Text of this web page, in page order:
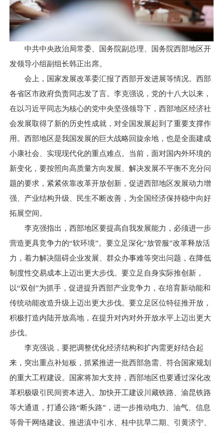
中共中央政治局常委、国务院副总理、国务院西部地区开
发领导小组副组长韩正出席。
会上，国家发展改革委汇报了西部开发进展等情况。西部
各省区市政府负责同志发了言。李克强说，党的十八大以来，
在以习近平同志为核心的党中央坚强领导下，西部地区经济社
会发展取得了新的历史性成就，对全国发展起到了重要支撑作
用。西部地区是我国发展的巨大战略回旋余地，也是全面建成
小康社会、实现现代化的重点难点。当前，面对国内外环境的
新变化，要按照向高质量方向发展、解决发展不平衡不充分问
题的要求，紧紧依靠改革开放创新，促进西部地区发展动力增
强、产业结构升级、民生不断改善，为全国经济保持稳中向好
拓展空间。
李克强指出，西部地区要提高自我发展能力，必须进一步
营造更具竞争力的“软环境”。要立足深化“放管服”改革释放活
力，着力解决阻碍企业发展、群众办事难等突出问题，在降低
制度性交易成本上迈出更大步伐。要立足自身实际推创新，
以“双创”为抓手，促进提升西部产业竞争力，在培育新动能和
传统动能改造升级上迈出更大步伐。要立足区位特征推开放，
积极打造内陆开放高地，在提升对内对外开放水平上迈出更大
步伐。
李克强说，要把调整优化经济结构和扩内需更好结合起
来，突出重点补短板，抓紧推进一批西部急需、符合国家规划
的重大工程建设。国家将加大支持，西部地区也要通过深化改
革积极吸引民间资本进入。加快开工建设川藏铁路、渝昆铁路
等大通道，打通公路“断头路”，进一步推动电力、油气、信息
等骨干网络建设。推进滇中引水、桂中抗旱二期、引黄济宁、